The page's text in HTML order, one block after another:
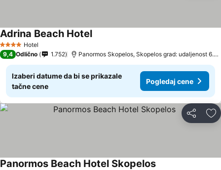
4 ZvezdiceHotel
Adrina Beach Hotel
9,4 Odlično 1.752 Panormos Skopelos, Skopelos grad: udaljenost 6.2 km
Izaberi datume da bi se prikazale
tačne cene
Pogledaj cene
Deli
Panormos Beach Hotel Skopelos